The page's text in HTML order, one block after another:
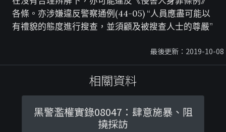
各條。亦涉嫌違反警察通例(44-05) “人員應盡可能以
有禮貌的態度進行搜查，並須顧及被搜查人士的尊嚴”
最後更新：2019-10-08
相關資料
黑警濫權實錄08047：肆意施暴、阻
撓採訪